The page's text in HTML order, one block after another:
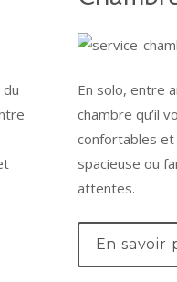
En solo, entre
chambre qu’il
confortables et
spacieuse ou
attentes.
En savoir